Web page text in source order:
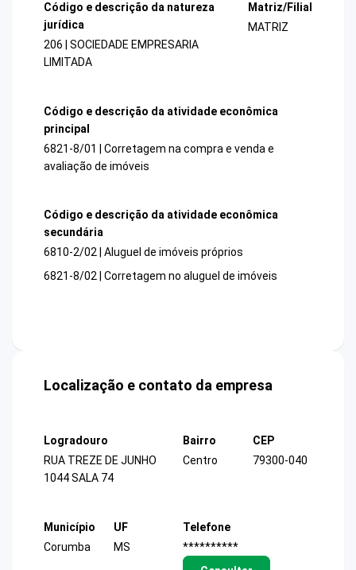
Código e descrição da natureza
jurídica
206 | SOCIEDADE EMPRESARIA
LIMITADA
Matriz/Filial
MATRIZ
Código e descrição da atividade econômica
principal
6821-8/01 | Corretagem na compra e venda e
avaliação de imóveis
Código e descrição da atividade econômica
secundária
6810-2/02 | Aluguel de imóveis próprios
6821-8/02 | Corretagem no aluguel de imóveis
Localização e contato da empresa
Logradouro
RUA TREZE DE JUNHO
1044 SALA 74
Bairro
Centro
CEP
79300-040
Município
Corumba
UF
MS
Telefone
**********